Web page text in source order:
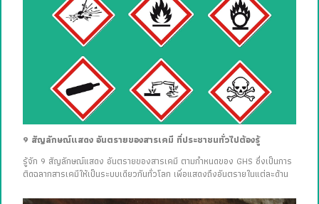
9 สัญลักษณ์แสดง อันตรายของสารเคมี ที่ประชาชนทั่วไปต้องรู้
รู้จัก 9 สัญลักษณ์แสดง อันตรายของสารเคมี ตามกำหนดของ GHS ซึ่งเป็นการ
ติดฉลากสารเคมีให้เป็นระบบเดียวกันทั่วโลก เพื่อแสดงถึงอันตรายในแต่ละด้าน